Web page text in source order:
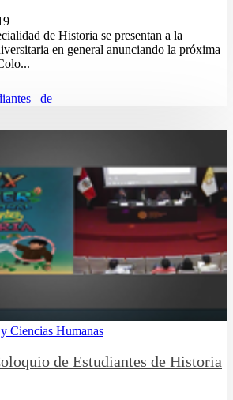
de Historia se presentan a la
en general anunciando la próxima
de
Ciencias Humanas
de Estudiantes de Historia